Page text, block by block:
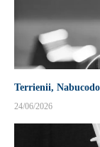
Terrienii,
24/06/2026